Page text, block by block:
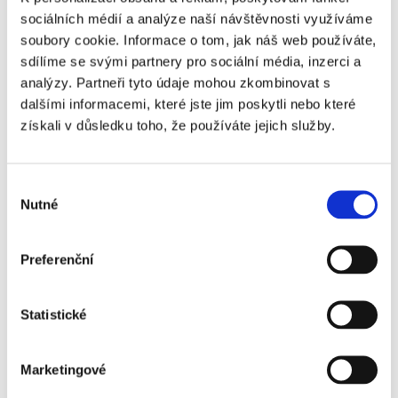
sociálních médií a analýze naší návštěvnosti využíváme
soubory cookie. Informace o tom, jak náš web používáte,
sdílíme se svými partnery pro sociální média, inzerci a
analýzy. Partneři tyto údaje mohou zkombinovat s
dalšími informacemi, které jste jim poskytli nebo které
získali v důsledku toho, že používáte jejich služby.
souhlasu
Nutné
Preferenční
Statistické
Marketingové
Zajímavé akce
Novinky v systému
Blogy z cest
Video návody
Cesta napříč Pyrenejským poloostrovem: 5774 kilometrů, tři kamarádi, tři motorky
Novinky v mobilní aplikaci GPS Dozor 3.0: Co je nového a proč to oceníte